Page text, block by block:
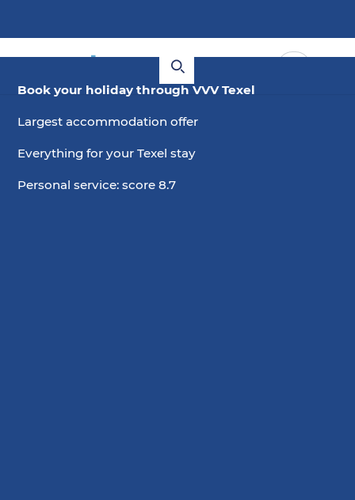
Book your holiday through VVV Texel
Largest accommodation offer
Everything for your Texel stay
Personal service: score 8.7